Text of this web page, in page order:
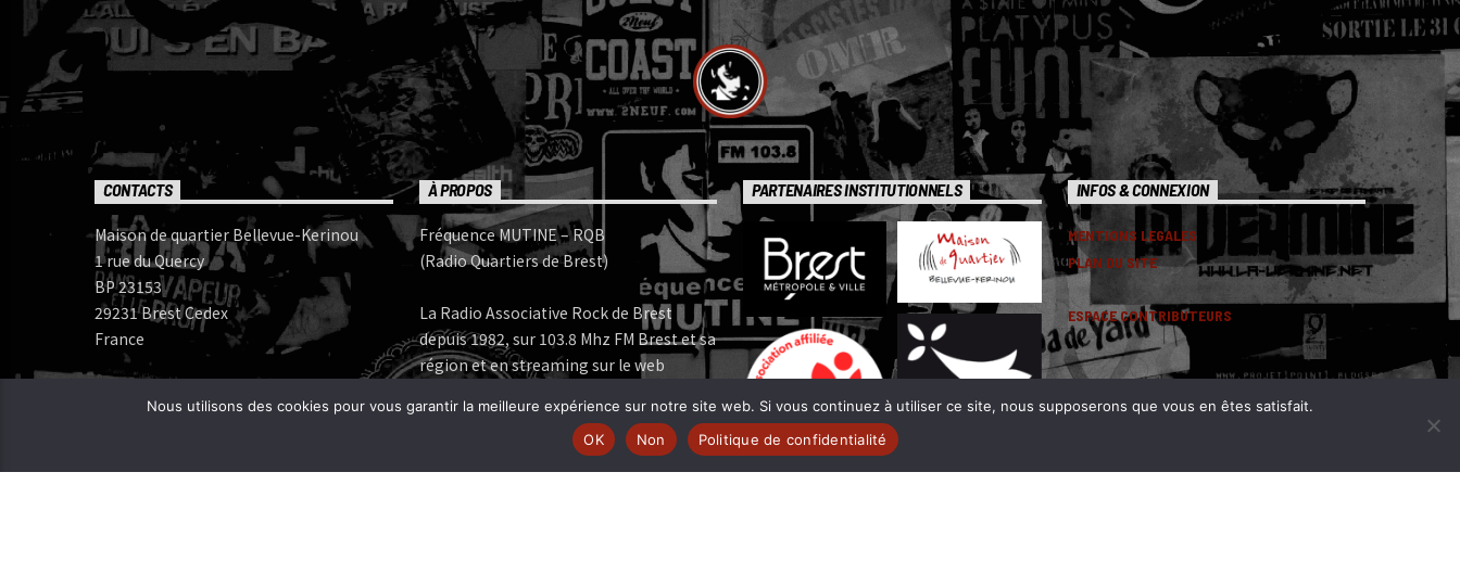
CONTACTS
Maison de quartier Bellevue-Kerinou
1 rue du Quercy
BP 23153
29231 Brest Cedex
France
Bureau: 02 98 05 07 96
Mail:
À PROPOS
Fréquence MUTINE – RQB
(Radio Quartiers de Brest)
La Radio Associative Rock de Brest
depuis 1982, sur 103.8 Mhz FM Brest et sa
région et en streaming sur le web
Fréquence MUTINE est membre:
FERAROCK | www.ferarock.org |
CORLAB | www.corlab.org|
PARTENAIRES INSTITUTIONNELS INFOS & CONNEXION
MENTIONS LEGALES
PLAN DU SITE
ESPACE CONTRIBUTEURS
Nous utilisons des cookies pour vous garantir la meilleure expérience sur notre site web. Si vous continuez à utiliser ce site, nous supposerons que vous en êtes satisfait.
OK
Non Politique de confidentialité